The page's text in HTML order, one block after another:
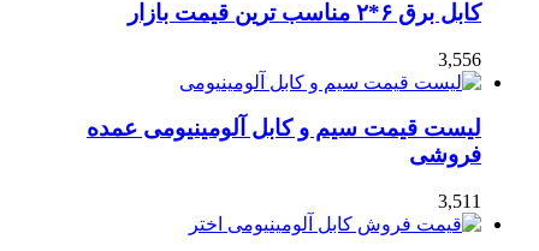
کابل برق ۶*۲ مناسب ترین قیمت بازار
3,556
لیست قیمت سیم و کابل آلومینیومی عمده
فروشی
3,511